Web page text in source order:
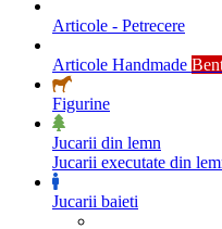
Articole - Petrecere
Articole Handmade
Figurine
Jucarii din lemn
Jucarii executate din
Jucarii baieti